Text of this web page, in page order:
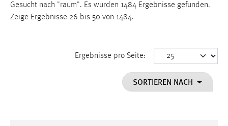
Gesucht nach "raum". Es wurden 1484 Ergebnisse gefunden.
Zeige Ergebnisse 26 bis 50 von 1484.
Ergebnisse pro Seite:
SORTIEREN NACH
Einverständnis
cookie_consent
Dieser Cookie speichert die ausgewählten Einverständnis-